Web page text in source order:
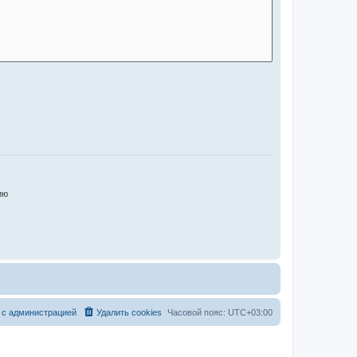
Часовой пояс: UTC+03:00
Удалить cookies
администрацией